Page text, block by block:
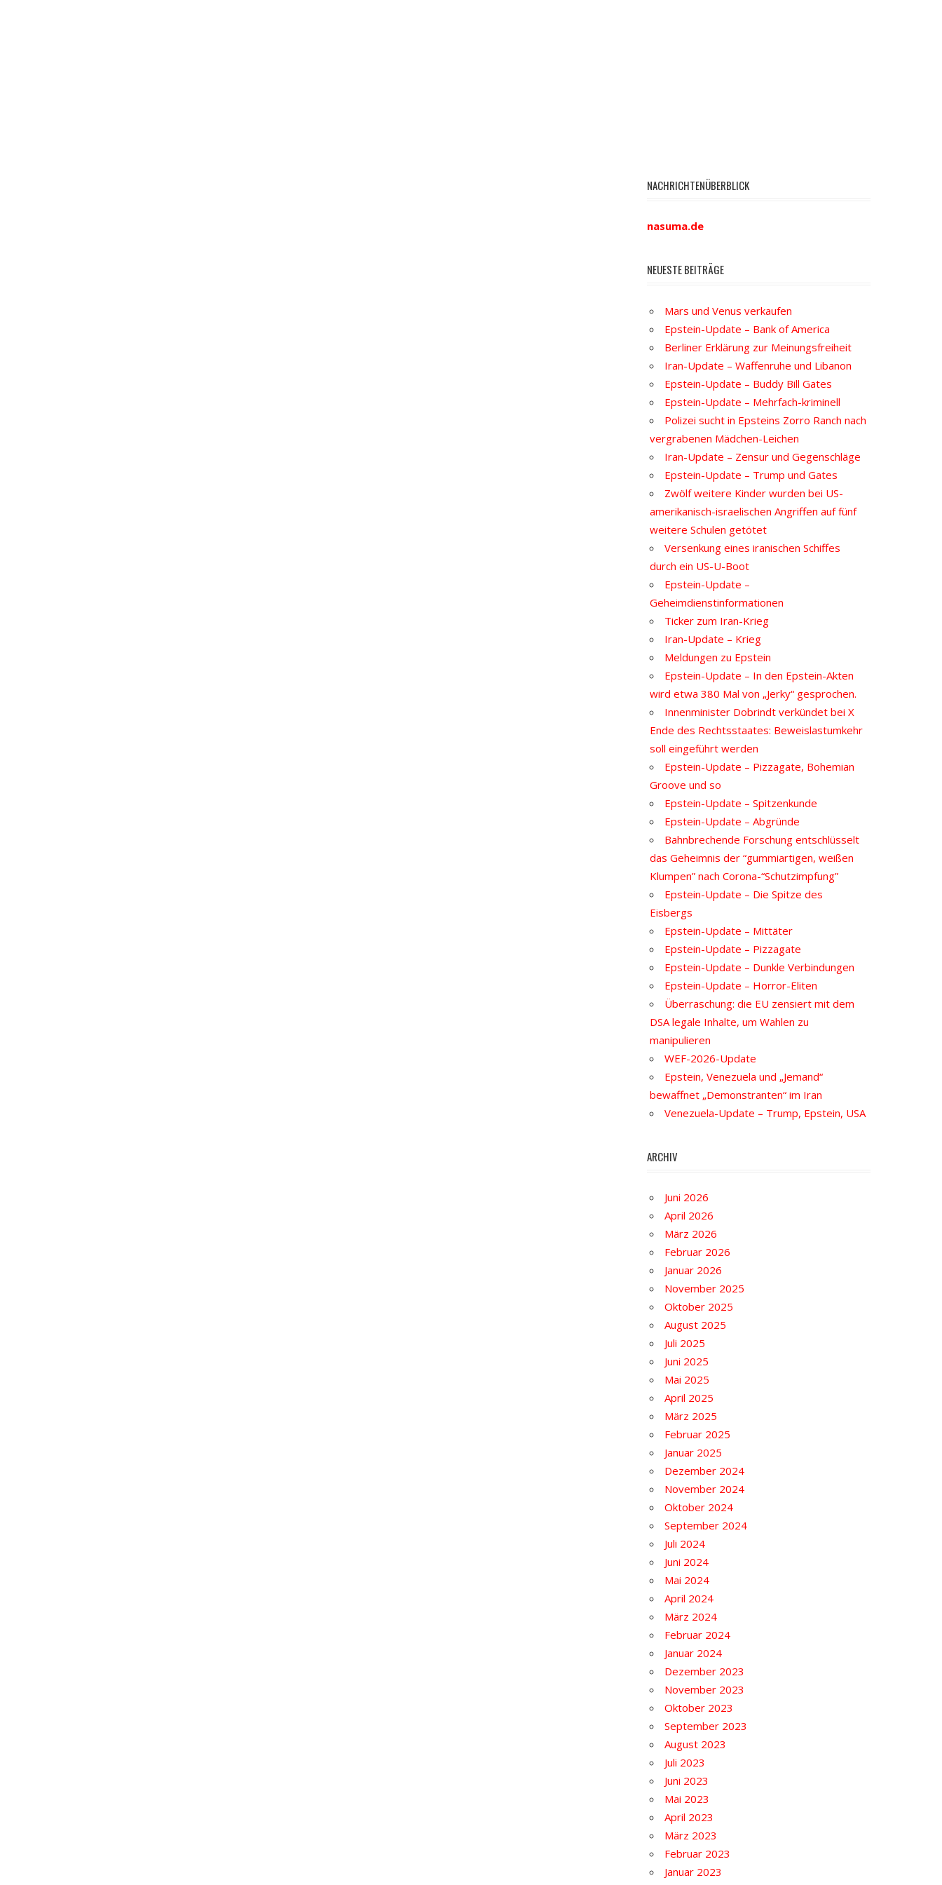
NACHRICHTENÜBERBLICK
nasuma.de
NEUESTE BEITRÄGE
Mars und Venus verkaufen
Epstein-Update – Bank of America
Berliner Erklärung zur Meinungsfreiheit
Iran-Update – Waffenruhe und Libanon
Epstein-Update – Buddy Bill Gates
Epstein-Update – Mehrfach-kriminell
Polizei sucht in Epsteins Zorro Ranch nach
vergrabenen Mädchen-Leichen
Iran-Update – Zensur und Gegenschläge
Epstein-Update – Trump und Gates
Zwölf weitere Kinder wurden bei US-
amerikanisch-israelischen Angriffen auf fünf
weitere Schulen getötet
Versenkung eines iranischen Schiffes
durch ein US-U-Boot
Epstein-Update –
Geheimdienstinformationen
Ticker zum Iran-Krieg
Iran-Update – Krieg
Meldungen zu Epstein
Epstein-Update – In den Epstein-Akten
wird etwa 380 Mal von „Jerky“ gesprochen.
Innenminister Dobrindt verkündet bei X
Ende des Rechtsstaates: Beweislastumkehr
soll eingeführt werden
Epstein-Update – Pizzagate, Bohemian
Groove und so
Epstein-Update – Spitzenkunde
Epstein-Update – Abgründe
Bahnbrechende Forschung entschlüsselt
das Geheimnis der “gummiartigen, weißen
Klumpen” nach Corona-“Schutzimpfung”
Epstein-Update – Die Spitze des
Eisbergs
Epstein-Update – Mittäter
Epstein-Update – Pizzagate
Epstein-Update – Dunkle Verbindungen
Epstein-Update – Horror-Eliten
Überraschung: die EU zensiert mit dem
DSA legale Inhalte, um Wahlen zu
manipulieren
WEF-2026-Update
Epstein, Venezuela und „Jemand“
bewaffnet „Demonstranten“ im Iran
Venezuela-Update – Trump, Epstein, USA
ARCHIV
Juni 2026
April 2026
März 2026
Februar 2026
Januar 2026
November 2025
Oktober 2025
August 2025
Juli 2025
Juni 2025
Mai 2025
April 2025
März 2025
Februar 2025
Januar 2025
Dezember 2024
November 2024
Oktober 2024
September 2024
Juli 2024
Juni 2024
Mai 2024
April 2024
März 2024
Februar 2024
Januar 2024
Dezember 2023
November 2023
Oktober 2023
September 2023
August 2023
Juli 2023
Juni 2023
Mai 2023
April 2023
März 2023
Februar 2023
Januar 2023